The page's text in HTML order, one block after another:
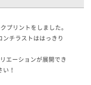
プリントをしました。
ンチラストははっきり
エーションが展開でき
い！